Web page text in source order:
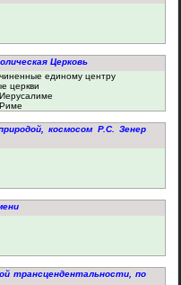
Церковь
единому центру
церкви
космосом Р.С. Зенер
трансцендентальности, по